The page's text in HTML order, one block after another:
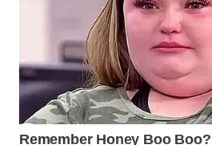
WAHANA
PERSONA
WAHANA
OTOMOTIF